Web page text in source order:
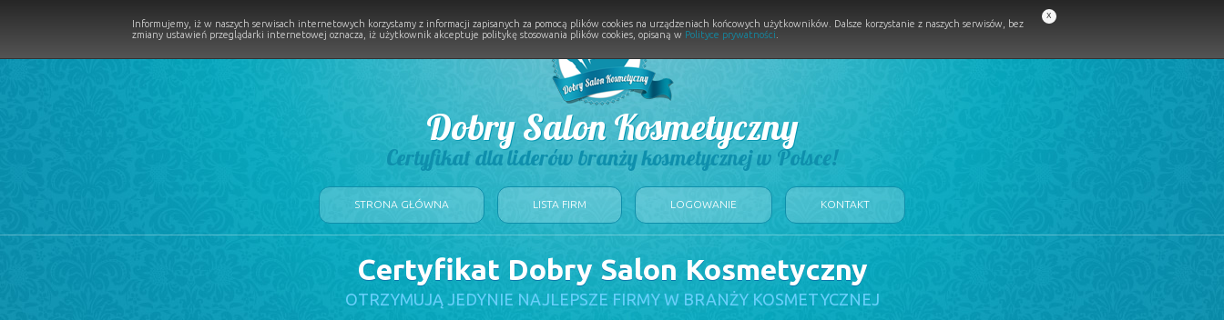
Dobry Salon Kosmetyczny
Certyfikat dla liderów branży kosmetycznej w Polsce!
STRONA GŁÓWNA LISTA FIRM LOGOWANIE KONTAKT
Certyfikat Dobry Salon Kosmetyczny
OTRZYMUJĄ JEDYNIE NAJLEPSZE FIRMY W BRANŻY KOSMETYCZNEJ
Informujemy, iż w naszych serwisach internetowych korzystamy z informacji zapisanych za pomocą plików cookies na urządzeniach końcowych użytkowników. Dalsze korzystanie z naszych serwisów, bez
zmiany ustawień przeglądarki internetowej oznacza, iż użytkownik akceptuje politykę stosowania plików cookies, opisaną w Polityce prywatności
x